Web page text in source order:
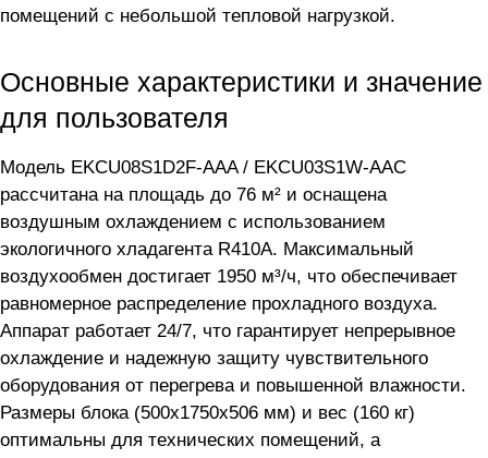
помещений с небольшой тепловой нагрузкой.
Основные характеристики и значение
для пользователя
Модель EKCU08S1D2F-AAA / EKCU03S1W-AAC
рассчитана на площадь до 76 м² и оснащена
воздушным охлаждением с использованием
экологичного хладагента R410A. Максимальный
воздухообмен достигает 1950 м³/ч, что обеспечивает
равномерное распределение прохладного воздуха.
Аппарат работает 24/7, что гарантирует непрерывное
охлаждение и надежную защиту чувствительного
оборудования от перегрева и повышенной влажности.
Размеры блока (500x1750x506 мм) и вес (160 кг)
оптимальны для технических помещений, а